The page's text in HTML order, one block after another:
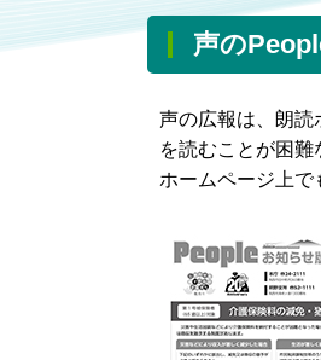
声の
声の広報は、朗読
を読むことが困難
ホームページ上で